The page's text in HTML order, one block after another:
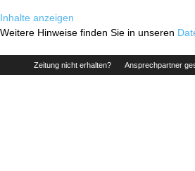
Inhalte anzeigen
Weitere Hinweise finden Sie in unseren
Zeitung nicht erhalten? Ansprechpartner